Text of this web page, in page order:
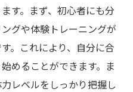
す。まず、初心者にも分
グや体験トレーニングが
。これにより、自分に合
めることができます。ま
レベルをしっかり把握し